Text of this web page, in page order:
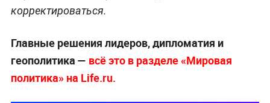
корректироваться.
Главные решения лидеров, дипломатия и
геополитика — всё это в разделе «Мировая
политика» на Life.ru.